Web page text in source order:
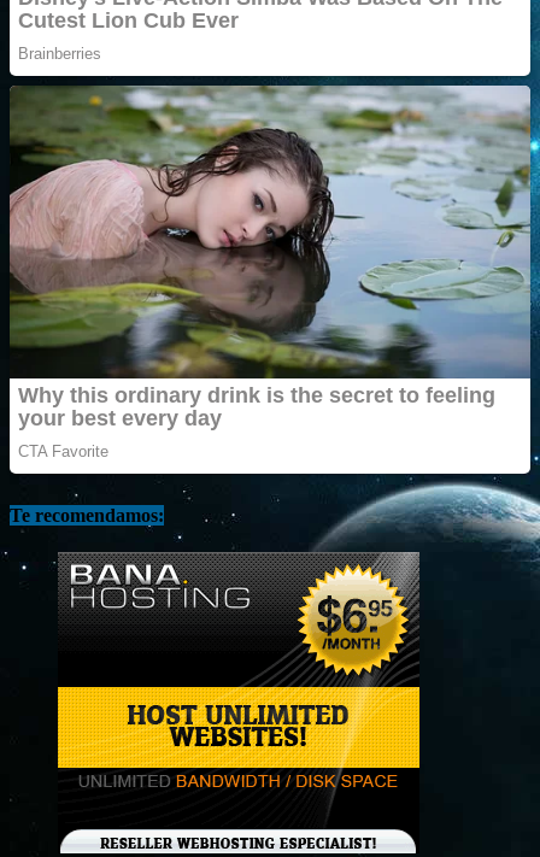
Te recomendamos: